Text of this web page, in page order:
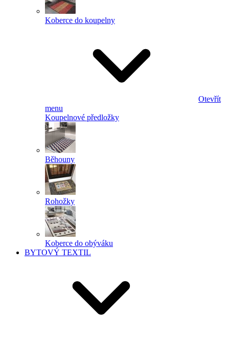
Koberce do koupelny
Otevřít
menu
Koupelnové předložky
Běhouny
Rohožky
Koberce do obýváku
BYTOVÝ TEXTIL